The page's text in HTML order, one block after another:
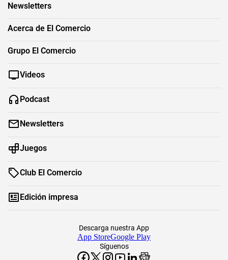
Newsletters
Acerca de El Comercio
Grupo El Comercio
Videos
Podcast
Newsletters
Juegos
Club El Comercio
Edición impresa
Síguenos
Descarga nuestra App
App StoreGoogle Play